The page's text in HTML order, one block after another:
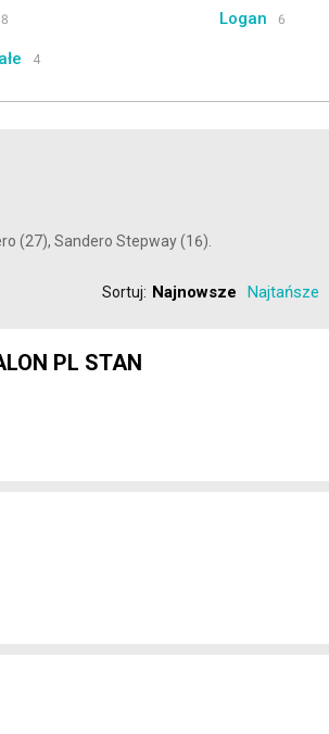
8 Logan 6
4
(27), Sandero Stepway (16).
Sortuj: Najnowsze Najtańsze
PL STAN